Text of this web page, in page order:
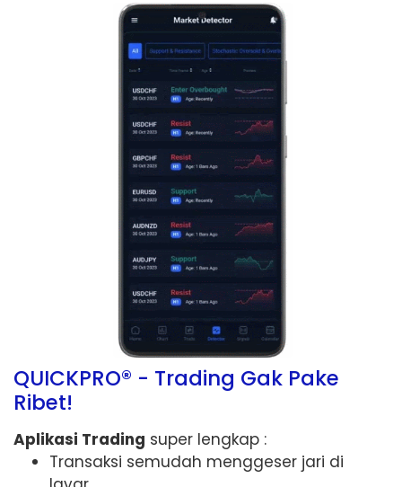
QUICKPRO® - Trading Gak Pake
Ribet!
Aplikasi Trading super lengkap :
Transaksi semudah menggeser jari di